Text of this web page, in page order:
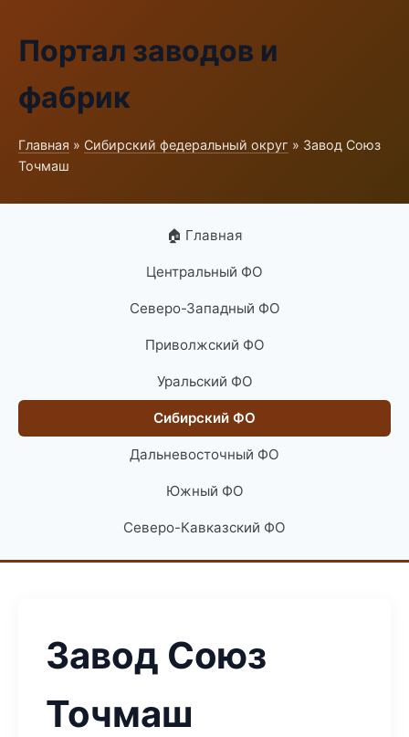
Портал заводов и
фабрик
Главная » Сибирский федеральный округ » Завод Союз
Точмаш
🏠 Главная
Центральный ФО
Северо-Западный ФО
Приволжский ФО
Уральский ФО
Сибирский ФО
Дальневосточный ФО
Южный ФО
Северо-Кавказский ФО
Завод Союз
Точмаш